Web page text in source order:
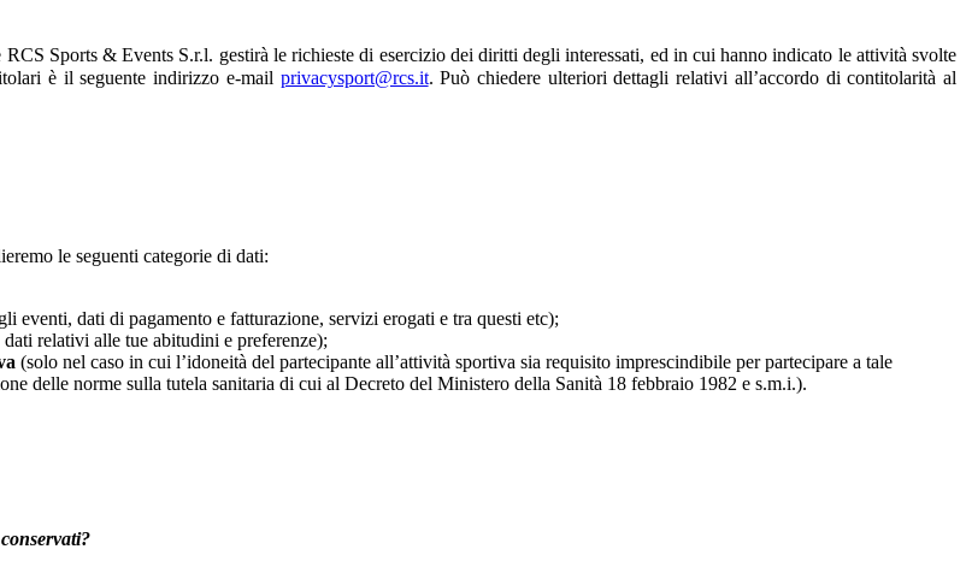
Sports & Events S.r.l. gestirà le richieste di esercizio dei diritti degli interessati, ed in cui hanno indicato le attività svolte
è il seguente indirizzo e-mail privacysport@rcs.it. Può chiedere ulteriori dettagli relativi all’accordo di contitolarità al
le seguenti categorie di dati:
eventi, dati di pagamento e fatturazione, servizi erogati e tra questi etc);
relativi alle tue abitudini e preferenze);
(solo nel caso in cui l’idoneità del partecipante all’attività sportiva sia requisito imprescindibile per partecipare a tale
delle norme sulla tutela sanitaria di cui al Decreto del Ministero della Sanità 18 febbraio 1982 e s.m.i.).